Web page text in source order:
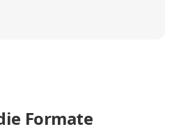
Formate